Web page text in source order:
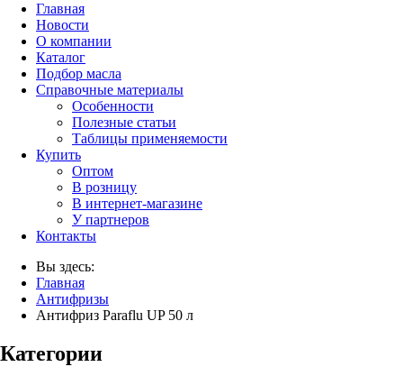
Главная
Новости
О компании
Каталог
Подбор масла
Справочные материалы
Особенности
Полезные статьи
Таблицы применяемости
Купить
Оптом
В розницу
В интернет-магазине
У партнеров
Контакты
Вы здесь:
Главная
Антифризы
Антифриз Paraflu UP 50 л
Категории